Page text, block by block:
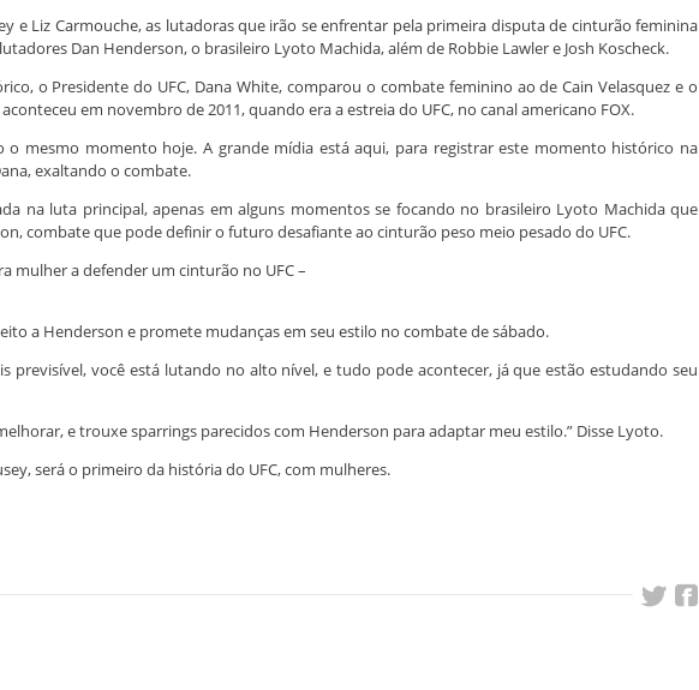
e Liz Carmouche, as lutadoras que irão se enfrentar pela primeira disputa de cinturão feminina
Dan Henderson, o brasileiro Lyoto Machida, além de Robbie Lawler e Josh Koscheck.
o Presidente do UFC, Dana White, comparou o combate feminino ao de Cain Velasquez e o
em novembro de 2011, quando era a estreia do UFC, no canal americano FOX.
o mesmo momento hoje. A grande mídia está aqui, para registrar este momento histórico na
exaltando o combate.
na luta principal, apenas em alguns momentos se focando no brasileiro Lyoto Machida que
combate que pode definir o futuro desafiante ao cinturão peso meio pesado do UFC.
mulher a defender um cinturão no UFC –
a Henderson e promete mudanças em seu estilo no combate de sábado.
previsível, você está lutando no alto nível, e tudo pode acontecer, já que estão estudando seu
e trouxe sparrings parecidos com Henderson para adaptar meu estilo.” Disse Lyoto.
será o primeiro da história do UFC, com mulheres.